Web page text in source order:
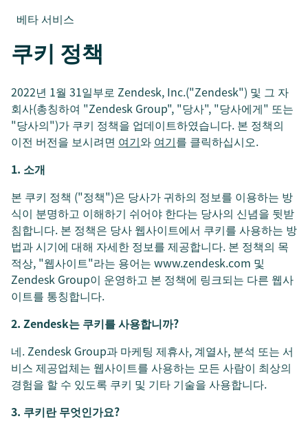
베타 서비스
쿠키 정책
2022년 1월 31일부로 Zendesk, Inc.("Zendesk") 및 그 자
회사(총칭하여 "Zendesk Group", "당사", "당사에게" 또는
"당사의")가 쿠키 정책을 업데이트하였습니다. 본 정책의
이전 버전을 보시려면 여기와 여기를 클릭하십시오.
1. 소개
본 쿠키 정책 ("정책")은 당사가 귀하의 정보를 이용하는 방
식이 분명하고 이해하기 쉬어야 한다는 당사의 신념을 뒷받
침합니다. 본 정책은 당사 웹사이트에서 쿠키를 사용하는 방
법과 시기에 대해 자세한 정보를 제공합니다. 본 정책의 목
적상, "웹사이트"라는 용어는 www.zendesk.com 및
Zendesk Group이 운영하고 본 정책에 링크되는 다른 웹사
이트를 통칭합니다.
2. Zendesk는 쿠키를 사용합니까?
네. Zendesk Group과 마케팅 제휴사, 계열사, 분석 또는 서
비스 제공업체는 웹사이트를 사용하는 모든 사람이 최상의
경험을 할 수 있도록 쿠키 및 기타 기술을 사용합니다.
3. 쿠키란 무엇인가요?